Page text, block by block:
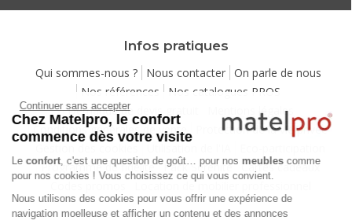
Infos pratiques
Qui sommes-nous ? Nous contacter
On parle de nous
Nos références
Nos catalogues PROS
Demande de devis gratuit
Mentions légales
Conditions générales de vente
Protection de la vie privée
Programme de fidélité
Pack Sérénité
Cartes cadeaux
Location de mobilier professionnel
Continuer sans accepter
Chez Matelpro, le confort
commence dès votre visite
Leconfort , c'est une question de goût… pour nosmeublescomme
pour nos cookies ! Vous choisissez ce qui vous convient.
Nous utilisons des cookies pour vous offrir une expérience de
navigation moelleuse et afficher un contenu et des annonces